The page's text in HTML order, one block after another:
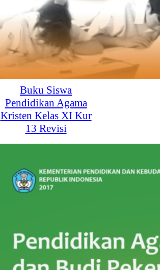
Buku Siswa
Pendidikan Agama
Kristen Kelas XI Kur
13 Revisi